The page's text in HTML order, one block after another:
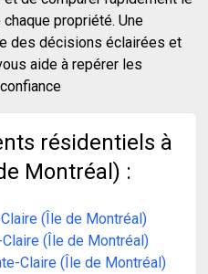
propriété. Une
des décisions éclairées et
aide à repérer les
résidentiels à
Montréal) :
(Île de Montréal)
(Île de Montréal)
Claire (Île de Montréal)